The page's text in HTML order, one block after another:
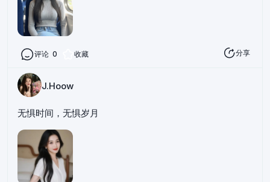
评论 0 收藏 分享
J.Hoow
无惧时间，无惧岁月